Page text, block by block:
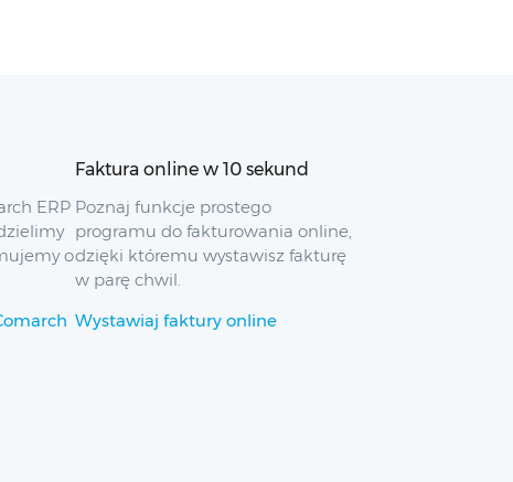
ERP
o
Faktura online w 10 sekund
Poznaj funkcje prostego
programu do fakturowania online,
dzięki któremu wystawisz fakturę
w parę chwil.
Wystawiaj faktury online